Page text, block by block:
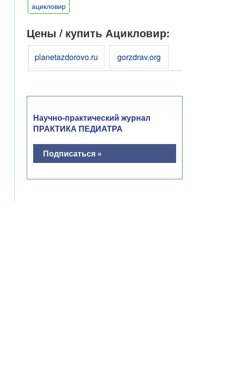
ацикловир
Цены / купить Ацикловир:
planetazdorovo.ru gorzdrav.org
Научно-практический журнал
ПРАКТИКА ПЕДИАТРА
Подписаться »